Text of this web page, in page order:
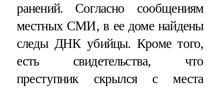
ранений. Согласно сообщениям
местных СМИ, в ее доме найдены
следы ДНК убийцы. Кроме того,
есть свидетельства, что
преступник скрылся с места